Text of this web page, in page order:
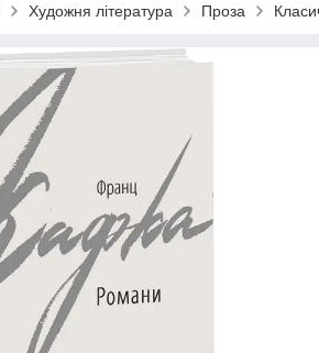
Художня література Проза